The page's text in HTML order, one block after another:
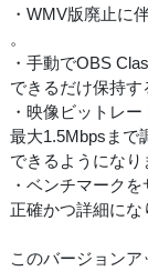
・WMV版廃止に
。
・手動でOBS
できるだけ保持す
・映像ビットレ
最大1.5Mbpsまで
できるようになり
・ベンチマーク
正確かつ詳細にな
このバージョン